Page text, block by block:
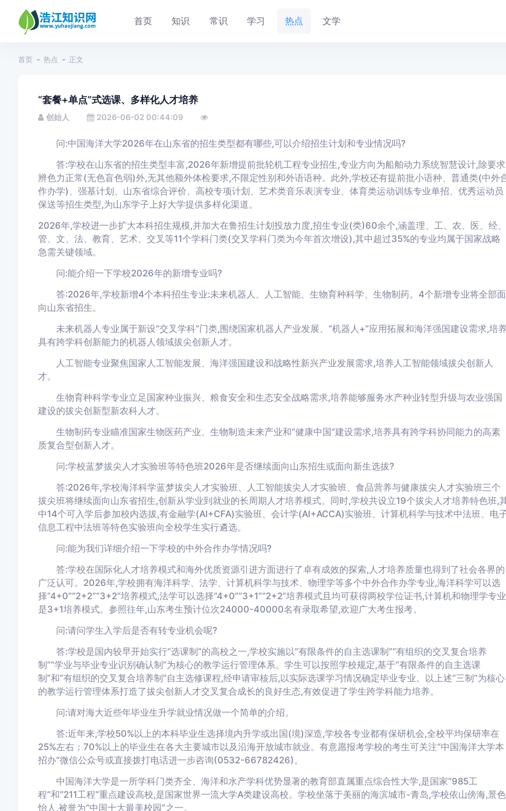
首页 知识 常识 学习 热点 文学
首页 热点 正文
“套餐+单点”式选课、多样化人才培养
创始人 2026-06-02 00:44:09
问:中国海洋大学2026年在山东省的招生类型都有哪些,可以介绍招生计划和专业情况吗?
答:学校在山东省的招生类型丰富,2026年新增提前批轮机工程专业招生,专业方向为船舶动力系统智慧设计,除要求
辨色力正常(无色盲色弱)外,无其他额外体检要求,不限定性别和外语语种。此外,学校还有提前批小语种、普通类(中外
作办学)、强基计划、山东省综合评价、高校专项计划、艺术类音乐表演专业、体育类运动训练专业单招、优秀运动员
保送等招生类型,为山东学子上好大学提供多样化渠道。
2026年,学校进一步扩大本科招生规模,并加大在鲁招生计划投放力度,招生专业(类)60余个,涵盖理、工、农、医、经、
管、文、法、教育、艺术、交叉等11个学科门类(交叉学科门类为今年首次增设),其中超过35%的专业均属于国家战略
急需关键领域。
问:能介绍一下学校2026年的新增专业吗?
答:2026年,学校新增4个本科招生专业:未来机器人、人工智能、生物育种科学、生物制药。4个新增专业将全部面
向山东省招生。
未来机器人专业属于新设“交叉学科”门类,围绕国家机器人产业发展、“机器人+”应用拓展和海洋强国建设需求,培养
具有跨学科创新能力的机器人领域拔尖创新人才。
人工智能专业聚焦国家人工智能发展、海洋强国建设和战略性新兴产业发展需求,培养人工智能领域拔尖创新人
才。
生物育种科学专业立足国家种业振兴、粮食安全和生态安全战略需求,培养能够服务水产种业转型升级与农业强国
建设的拔尖创新型新农科人才。
生物制药专业瞄准国家生物医药产业、生物制造未来产业和“健康中国”建设需求,培养具有跨学科协同能力的高素
质复合型创新人才。
问:学校蓝梦拔尖人才实验班等特色班2026年是否继续面向山东招生或面向新生选拔?
答:2026年,学校海洋科学蓝梦拔尖人才实验班、人工智能拔尖人才实验班、食品营养与健康拔尖人才实验班三个
拔尖班将继续面向山东省招生,创新从学业到就业的长周期人才培养模式。同时,学校共设立19个拔尖人才培养特色班,
中14个可入学后参加校内选拔,有金融学(AI+CFA)实验班、会计学(AI+ACCA)实验班、计算机科学与技术中法班、电
信息工程中法班等特色实验班向全校学生实行遴选。
问:能为我们详细介绍一下学校的中外合作办学情况吗?
答:学校在国际化人才培养模式和海外优质资源引进方面进行了卓有成效的探索,人才培养质量也得到了社会各界的
广泛认可。2026年,学校拥有海洋科学、法学、计算机科学与技术、物理学等多个中外合作办学专业,海洋科学可以选
择“4+0”“2+2”“3+2”培养模式,法学可以选择“4+0”“3+1”“2+2”培养模式且均可获得两校学位证书,计算机和物理学专业
是3+1培养模式。参照往年,山东考生预计位次24000-40000名有录取希望,欢迎广大考生报考。
问:请问学生入学后是否有转专业机会呢?
答:学校是国内较早开始实行“选课制”的高校之一,学校实施以“有限条件的自主选课制”“有组织的交叉复合培养
制”“学业与毕业专业识别确认制”为核心的教学运行管理体系。学生可以按照学校规定,基于“有限条件的自主选课
制”和“有组织的交叉复合培养制”自主选修课程,经申请审核后,以实际选课学习情况确定毕业专业。以上述“三制”为核心
的教学运行管理体系打造了拔尖创新人才交叉复合成长的良好生态,有效促进了学生跨学科能力培养。
问:请对海大近些年毕业生升学就业情况做一个简单的介绍。
答:近年来,学校50%以上的本科毕业生选择境内升学或出国(境)深造,学校各专业都有保研机会,全校平均保研率在
25%左右；70%以上的毕业生在各大主要城市以及沿海开放城市就业。有意愿报考学校的考生可关注“中国海洋大学本
招办”微信公众号或直接拨打电话进一步咨询(0532-66782426)。
中国海洋大学是一所学科门类齐全、海洋和水产学科优势显著的教育部直属重点综合性大学,是国家“985工
程”和“211工程”重点建设高校,是国家世界一流大学A类建设高校。学校坐落于美丽的海滨城市-青岛,学校依山傍海,景色
怡人,被誉为“中国十大最美校园”之一。